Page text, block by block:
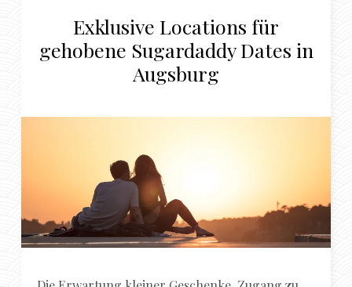
Exklusive Locations für
gehobene Sugardaddy Dates in
Augsburg